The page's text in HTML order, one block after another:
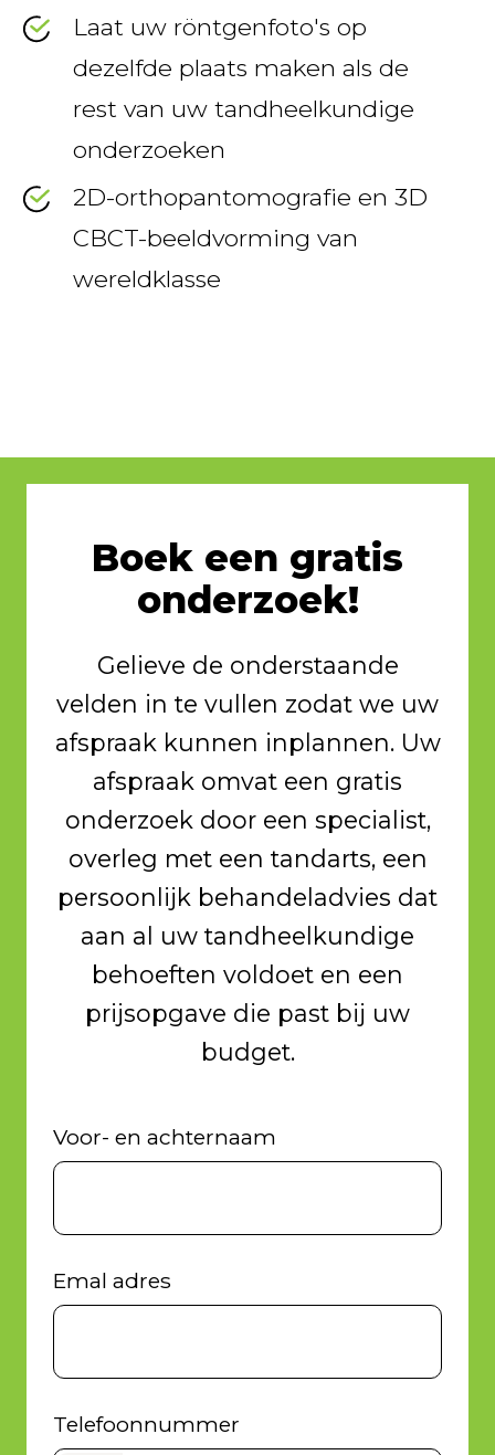
Laat uw röntgenfoto's op
dezelfde plaats maken als de
rest van uw tandheelkundige
onderzoeken
2D-orthopantomografie en 3D
CBCT-beeldvorming van
wereldklasse
Boek een gratis
onderzoek!
Gelieve de onderstaande
velden in te vullen zodat we uw
afspraak kunnen inplannen. Uw
afspraak omvat een gratis
onderzoek door een specialist,
overleg met een tandarts, een
persoonlijk behandeladvies dat
aan al uw tandheelkundige
behoeften voldoet en een
prijsopgave die past bij uw
budget.
Voor- en achternaam
Emal adres
Telefoonnummer